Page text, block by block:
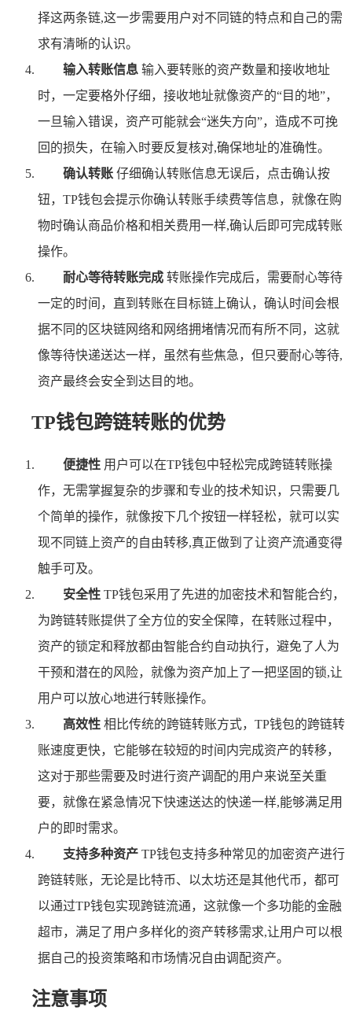
择这两条链,这一步需要用户对不同链的特点和自己的需
求有清晰的认识。
输入转账信息 输入要转账的资产数量和接收地址
时，一定要格外仔细，接收地址就像资产的“目的地”，
一旦输入错误，资产可能就会“迷失方向”，造成不可挽
回的损失，在输入时要反复核对,确保地址的准确性。
确认转账 仔细确认转账信息无误后，点击确认按
钮，TP钱包会提示你确认转账手续费等信息，就像在购
物时确认商品价格和相关费用一样,确认后即可完成转账
操作。
耐心等待转账完成 转账操作完成后，需要耐心等待
一定的时间，直到转账在目标链上确认，确认时间会根
据不同的区块链网络和网络拥堵情况而有所不同，这就
像等待快递送达一样，虽然有些焦急，但只要耐心等待,
资产最终会安全到达目的地。
TP钱包跨链转账的优势
便捷性 用户可以在TP钱包中轻松完成跨链转账操
作，无需掌握复杂的步骤和专业的技术知识，只需要几
个简单的操作，就像按下几个按钮一样轻松，就可以实
现不同链上资产的自由转移,真正做到了让资产流通变得
触手可及。
安全性 TP钱包采用了先进的加密技术和智能合约，
为跨链转账提供了全方位的安全保障，在转账过程中，
资产的锁定和释放都由智能合约自动执行，避免了人为
干预和潜在的风险，就像为资产加上了一把坚固的锁,让
用户可以放心地进行转账操作。
高效性 相比传统的跨链转账方式，TP钱包的跨链转
账速度更快，它能够在较短的时间内完成资产的转移，
这对于那些需要及时进行资产调配的用户来说至关重
要，就像在紧急情况下快速送达的快递一样,能够满足用
户的即时需求。
支持多种资产 TP钱包支持多种常见的加密资产进行
跨链转账，无论是比特币、以太坊还是其他代币，都可
以通过TP钱包实现跨链流通，这就像一个多功能的金融
超市，满足了用户多样化的资产转移需求,让用户可以根
据自己的投资策略和市场情况自由调配资产。
注意事项